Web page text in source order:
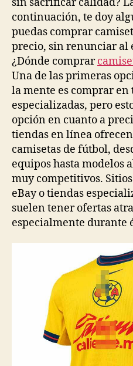
continuación, te doy
puedas comprar
precio, sin renunciar al
¿Dónde comprar
Una de las primeras
la mente es comprar en
especializadas, pero
opción en cuanto a
tiendas en línea
camisetas de fútbol,
equipos hasta modelos
muy competitivos.
eBay o tiendas
suelen tener ofertas
especialmente durante